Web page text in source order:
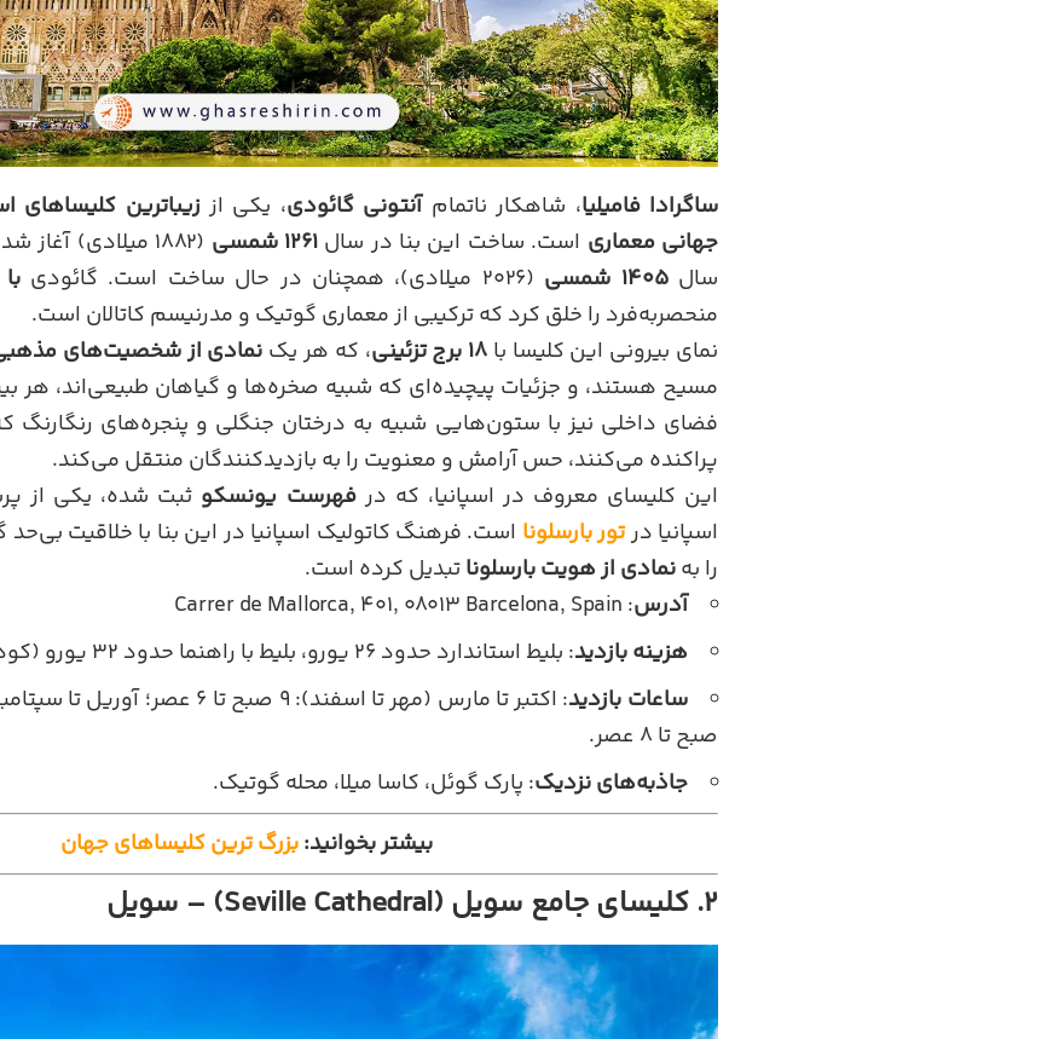
ساگرادا فامیلیا، شاهکار ناتمامآنتونی گائودی، یکی از زیباترین کلیساهای
جهانی معماری است. ساخت این بنا در سال۱۲۶۱ شمسی
(۱۸۸۲ میلادی)
سال۱۴۰۵ شمسی (۲۰۲۶ میلادی)، همچنان در حال ساخت است. گائودی
منحصربه‌فرد را خلق کرد که ترکیبی از معماری گوتیک و مدرنیسم کاتالان است.
نمای بیرونی این کلیسا با ۱۸ برج تزئینی ، که هر یک نمادی از شخصیت‌های
مسیح هستند، و جزئیات پیچیده‌ای که شبیه صخره‌ها و گیاهان طبیعی‌اند، هر
فضای داخلی نیز با ستون‌هایی شبیه به درختان جنگلی و پنجره‌های رنگارنگ
پراکنده می‌کنند، حس آرامش و معنویت را به بازدیدکنندگان منتقل می‌کند.
این کلیسای معروف در اسپانیا، که درفهرست یونسکو ثبت شده، یکی از
اسپانیا درتور بارسلونا است. فرهنگ کاتولیک اسپانیا در این بنا با خلاقیت
را بهنمادی از هویت بارسلوناتبدیل کرده است.
آدرس: Carrer de Mallorca, 401, 08013 Barcelona, Spain
هزینه بازدید: بلیط استاندارد حدود ۲۶ یورو، بلیط با راهنما حدود ۳۲ یورو (کودکان زیر ۱۱ سال رایگان).
ساعات بازدید
صبح تا ۸ عصر.
جاذبه‌های نزدیک: پارک گوئل، کاسا میلا، محله گوتیک.
بیشتر بخوانید:بزرگ ترین کلیساهای جهان
۲. کلیسای جامع سویل (Seville Cathedral) – سویل